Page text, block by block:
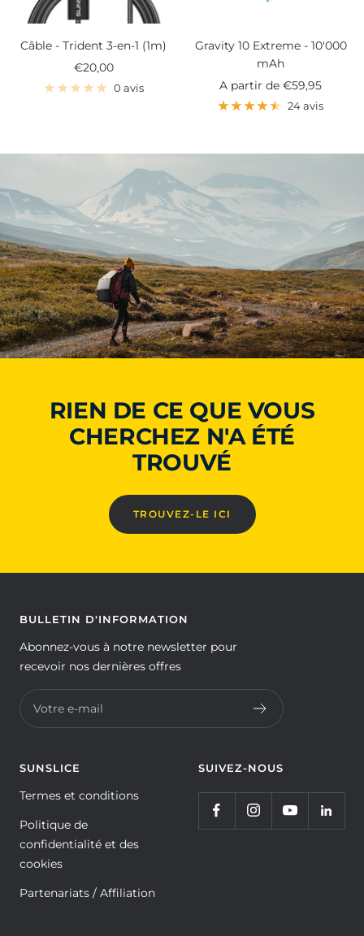
Câble - Trident 3-en-1 (1m)
Prix
de
€20,00
0 avis
Gravity 10 Extreme - 10'000
mAh
Prix
de
A partir de €59,95
24 avis
RIEN DE CE QUE VOUS
CHERCHEZ N'A ÉTÉ
TROUVÉ
TROUVEZ-LE ICI
BULLETIN D'INFORMATION
Abonnez-vous à notre newsletter pour
recevoir nos dernières offres
Votre e-mail
SUNSLICE
Termes et conditions
Politique de
confidentialité et des
cookies
Partenariats / Affiliation
SUIVEZ-NOUS